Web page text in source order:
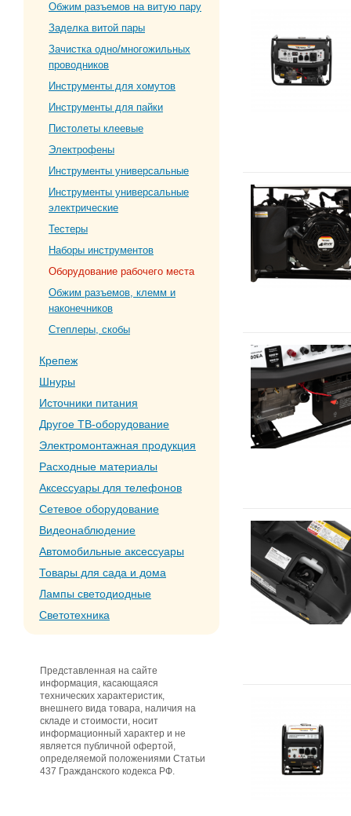
Обжим разъемов на витую пару
Заделка витой пары
Зачистка одно/многожильных
проводников
Инструменты для хомутов
Инструменты для пайки
Пистолеты клеевые
Электрофены
Инструменты универсальные
Инструменты универсальные
электрические
Тестеры
Наборы инструментов
Оборудование рабочего места
Обжим разъемов, клемм и
наконечников
Степлеры, скобы
Крепеж
Шнуры
Источники питания
Другое ТВ-оборудование
Электромонтажная продукция
Расходные материалы
Аксессуары для телефонов
Сетевое оборудование
Видеонаблюдение
Автомобильные аксессуары
Товары для сада и дома
Лампы светодиодные
Светотехника
Представленная на сайте
информация, касающаяся
технических характеристик,
внешнего вида товара, наличия на
складе и стоимости, носит
информационный характер и не
является публичной офертой,
определяемой положениями Статьи
437 Гражданского кодекса РФ.